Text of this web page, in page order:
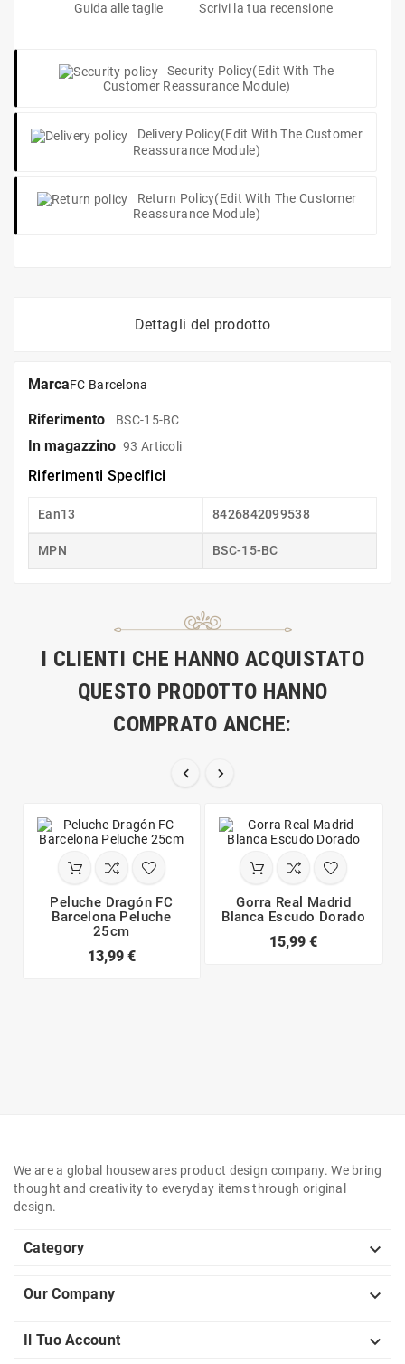
Guida alle taglie Scrivi la tua recensione
Security Policy(edit With The
Customer Reassurance Module)
Delivery Policy(edit With The Customer
Reassurance Module)
Return Policy(edit With The Customer
Reassurance Module)
Dettagli del prodotto
MarcaFC Barcelona
Riferimento BSC-15-BC
In magazzino 93 Articoli
Riferimenti Specifici
Ean13 8426842099538
MPN BSC-15-BC
I CLIENTI CHE HANNO ACQUISTATO
QUESTO PRODOTTO HANNO
COMPRATO ANCHE:
 
Peluche Dragón FC
Barcelona Peluche
25cm
13,99 €
Gorra Real Madrid
Blanca Escudo Dorado
15,99 €
We are a global housewares product design company. We bring
thought and creativity to everyday items through original
design.
Category 
Our Company 
Il Tuo Account 